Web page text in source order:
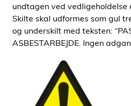
undtagen ved vedligeholdelse
Skilte skal udformes som gul
og underskilt med teksten:
ASBESTARBEJDE. Ingen